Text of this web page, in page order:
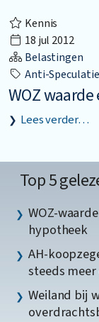
Kennis
18 jul 2012
Belastingen
Anti-
WOZ
Lees verder…
Top 5
WOZ-
hypotheek
AH-
steeds
Weiland bij